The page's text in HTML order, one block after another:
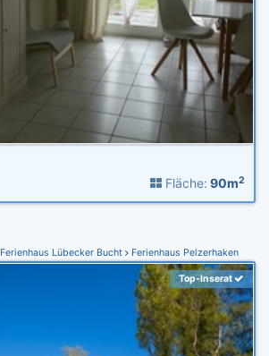
Fläche: 90m2
Ferienhaus Lübecker Bucht Ferienhaus Pelzerhaken
Top-Inserat